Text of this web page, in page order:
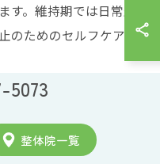
。維持期では日常生
のためのセルフケアや
門医や理学療法士がし
スで進めることが、長
5073
整体院一覧